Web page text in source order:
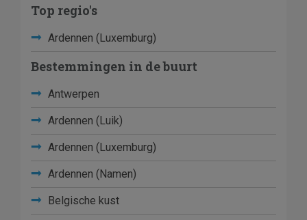
Top regio's
Ardennen (Luxemburg)
Bestemmingen in de buurt
Antwerpen
Ardennen (Luik)
Ardennen (Luxemburg)
Ardennen (Namen)
Belgische kust